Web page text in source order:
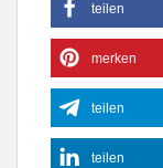
teilen
merken
teilen
teilen